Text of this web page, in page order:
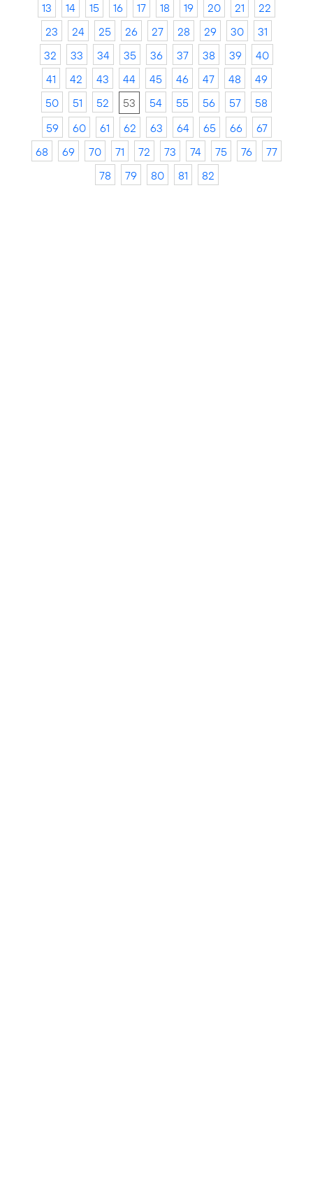
13
14 15 16 17 18 19 20 21
22
23
24 25 26 27 28 29 30
31
32
33 34 35 36 37 38 39
40
41
42 43 44 45 46 47 48
49
50
51 52 53 54 55 56 57
58
59
60 61 62 63 64 65 66
67
68
69 70 71 72 73 74 75 76
77
78
79 80 81 82